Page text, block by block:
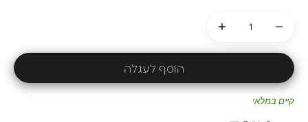
הוסף לעגלה
קיים במלאי